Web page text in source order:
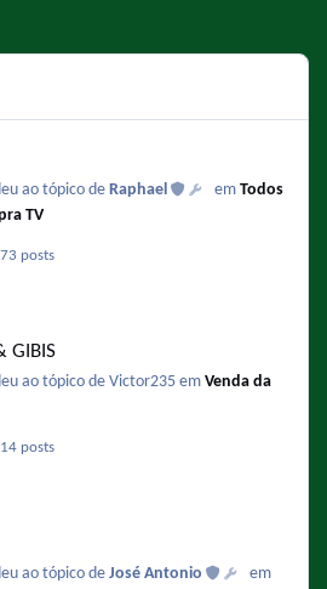
ao tópico de Raphael emTodos
TV
posts
GIBIS
ao tópico de Victor235 em Venda da
posts
ao tópico de José Antonio
em